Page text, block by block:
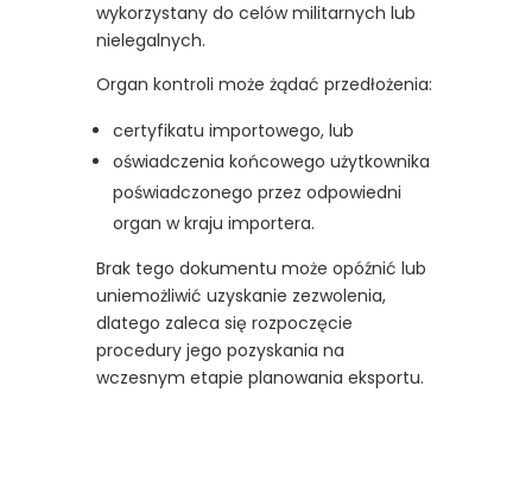
wykorzystany do celów militarnych lub
nielegalnych.
Organ kontroli może żądać przedłożenia:
certyfikatu importowego, lub
oświadczenia końcowego użytkownika
poświadczonego przez odpowiedni
organ w kraju importera.
Brak tego dokumentu może opóźnić lub
uniemożliwić uzyskanie zezwolenia,
dlatego zaleca się rozpoczęcie
procedury jego pozyskania na
wczesnym etapie planowania eksportu.